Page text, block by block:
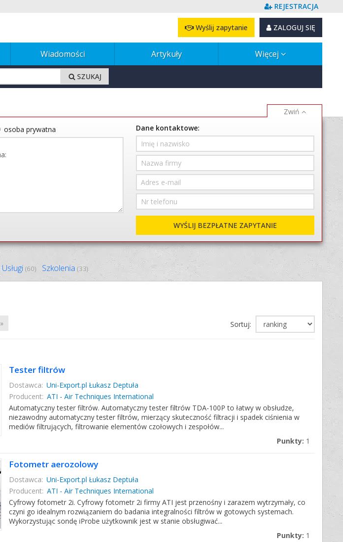
REJESTRACJA
ZALOGUJ SIĘ
Wyślij zapytanie
Wiadomości Artykuły Więcej
SZUKAJ
Usługi (60) Szkolenia (33)
» Sortuj:
Tester filtrów
Dostawca: Uni-Export.pl Łukasz Deptuła
Producent: ATI - Air Techniques International
Automatyczny tester filtrów. Automatyczny tester filtrów TDA-100P to łatwy w obsłudze,
niezawodny automatyczny tester filtrów, mierzący skuteczność filtracji i spadek ciśnienia w
mediów filtrujących, filtrowanie elementów czołowych i zespołów...
Punkty: 1
Fotometr aerozolowy
Dostawca: Uni-Export.pl Łukasz Deptuła
Producent: ATI - Air Techniques International
Cyfrowy fotometr 2i. Cyfrowy fotometr 2i firmy ATI jest przenośny i zarazem wytrzymały, co
czyni go idealnym rozwiązaniem do badania integralności filtrów w gotowych systemach.
Wykorzystując sondę iProbe użytkownik jest w stanie obsługiwać...
Punkty: 1
osoba prywatna Dane kontaktowe:
WYŚLIJ BEZPŁATNE ZAPYTANIE